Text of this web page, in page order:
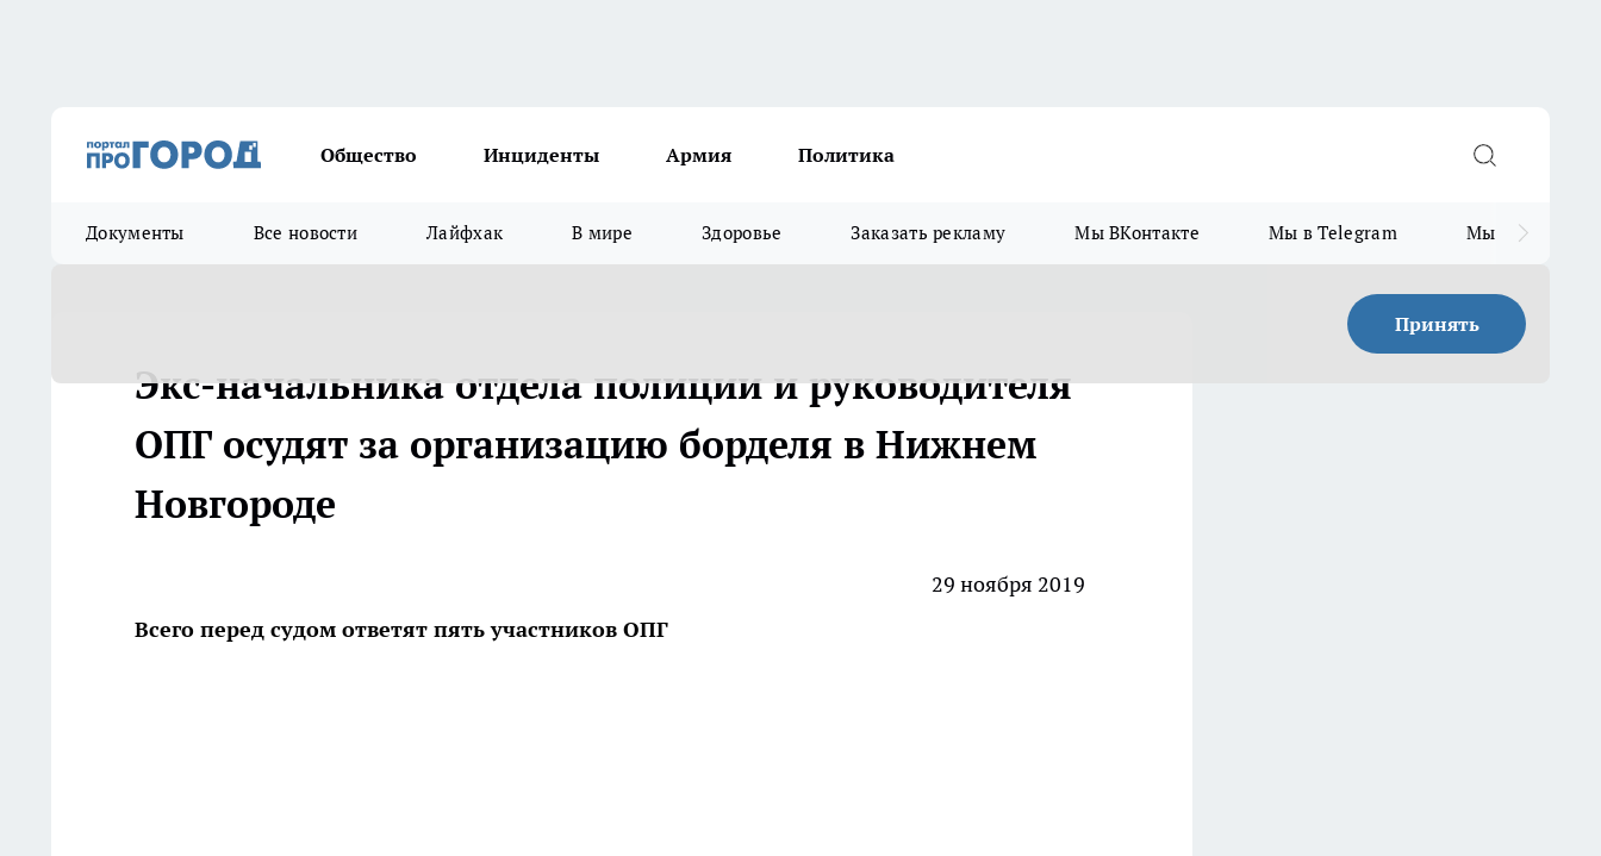
Общество Инциденты Армия Политика
Документы Все новости Лайфхак В мире Здоровье Заказать рекламу Мы ВКонтакте Мы в Telegram Мы в MAX
Принять
Экс-начальника отдела полиции и руководителя
ОПГ осудят за организацию борделя в Нижнем
Новгороде
29 ноября 2019
Всего перед судом ответят пять участников ОПГ